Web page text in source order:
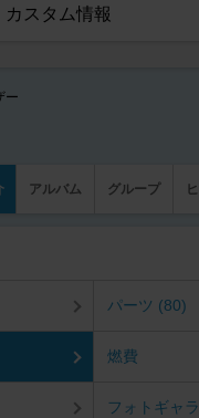
カスタム情報
ー
アルバム グループ
パーツ (80)
燃費
フォトギャ